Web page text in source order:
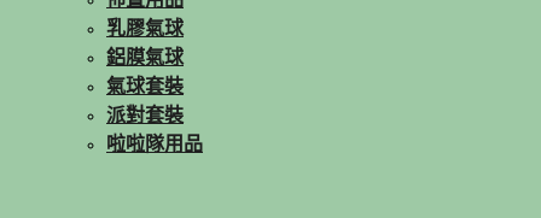
乳膠氣球
鋁膜氣球
氣球套裝
派對套裝
啦啦隊用品